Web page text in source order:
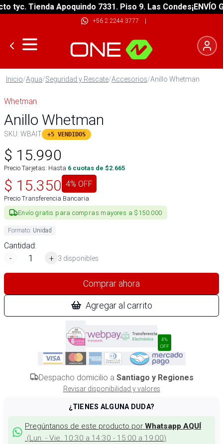
Tienda Apoquindo 7331. Piso 9. Las Condes¡ENVÍO
+56 2 2244 3777 |
Inicio/Agua/Seguridad y Rescate/Accesorios/Anillo Whetman
Whetman
Anillo Whetman
SKU: WBAIT +5 VENDIDOS
$ 15.990
Precio Tarjetas: Hasta 6 cuotas de $2.665
$ 15.350 4% OFF
Precio Transferencia Bancaria
Envío gratis para compras mayores a $150.000
Formato: Unidad
Cantidad:
-
+ 3 disponibles
Comprar ahora
Agregar al carrito
4%
OFF
Despacho domicilio a Santiago y Regiones
Revisar disponibilidad y valores
¿TIENES ALGUNA DUDA?
Pregúntanos de este producto por Whatsapp AQUÍ
(Lun. - Vie. 10:30 a 14:30 - 15:00 a 19:00)